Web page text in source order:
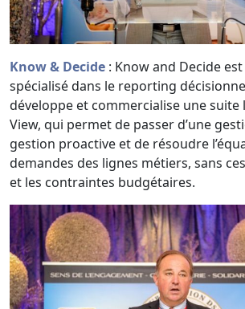
Know & Decide : Know and Decide
spécialisé dans le reporting
développe et commercialise une suite
View, qui permet de passer d’une
gestion proactive et de résoudre
demandes des lignes métiers, sans
et les contraintes budgétaires.